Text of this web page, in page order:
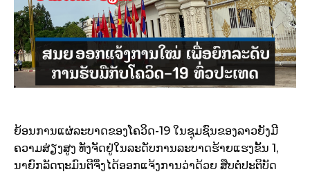
ຍ້ອນການແຜ່ລະບາດຂອງໂຄວິດ-19 ໃນຊຸມຊົນຂອງລາວຍັງມີ
ຄວາມສ່ຽງສູງ ທັງຈັດຢູ່ໃນລະດັບການລະບາດຮ້າຍແຮງຂັ້ນ 1,
ນາຍົກລັດຖະມົນຕີຈິ່ງໄດ້ອອກແຈ້ງການວ່າດ້ວຍ ສືບຕໍ່ປະຕິບັດ